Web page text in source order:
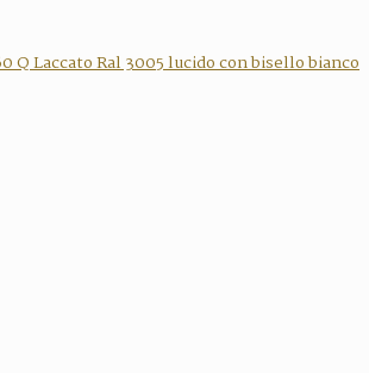
Q Laccato Ral 3005 lucido con bisello bianco